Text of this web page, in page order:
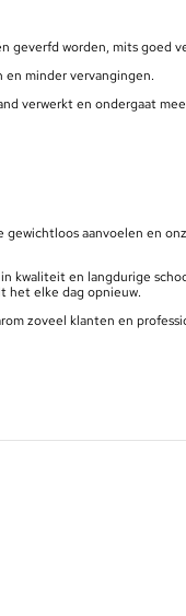
geverfd worden, mits goed
minder vervangingen.
verwerkt en ondergaat
gewichtloos aanvoelen en
kwaliteit en langdurige
het elke dag opnieuw.
zoveel klanten en